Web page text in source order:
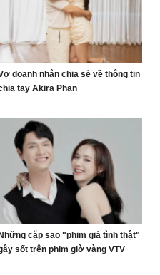
doanh nhân chia sẻ về thông tin
tay Akira Phan
Những cặp sao "phim giả tình thật"
sốt trên phim giờ vàng VTV